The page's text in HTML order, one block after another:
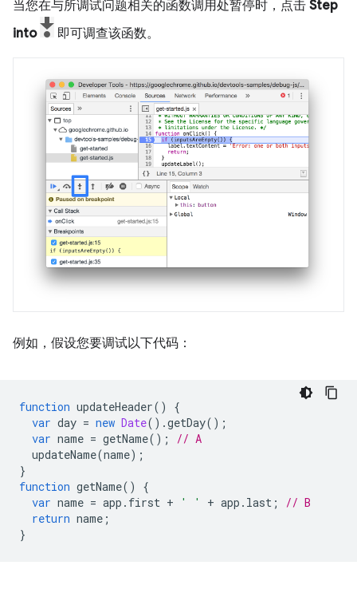
当您在与所调试问题相关的函数调用处暂停时，点击 Step
into
即可调查该函数。
例如，假设您要调试以下代码：
function updateHeader()
{
var day = new Date().getDay();
var name = getName();
// A
updateName(name);
}
function getName()
{
var name = app . first + ' ' + app . last ;
// B
return name ;
}